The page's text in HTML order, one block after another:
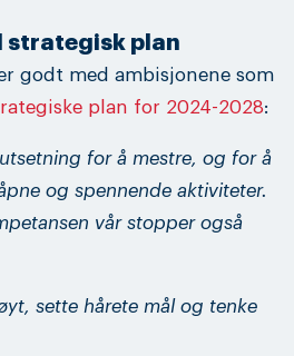
strategisk plan
godt med ambisjonene som
plan for 2024-2028:
for å mestre, og for å
og spennende aktiviteter.
vår stopper også
sette hårete mål og tenke